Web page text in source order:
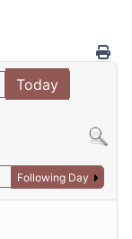
Today
Following Day